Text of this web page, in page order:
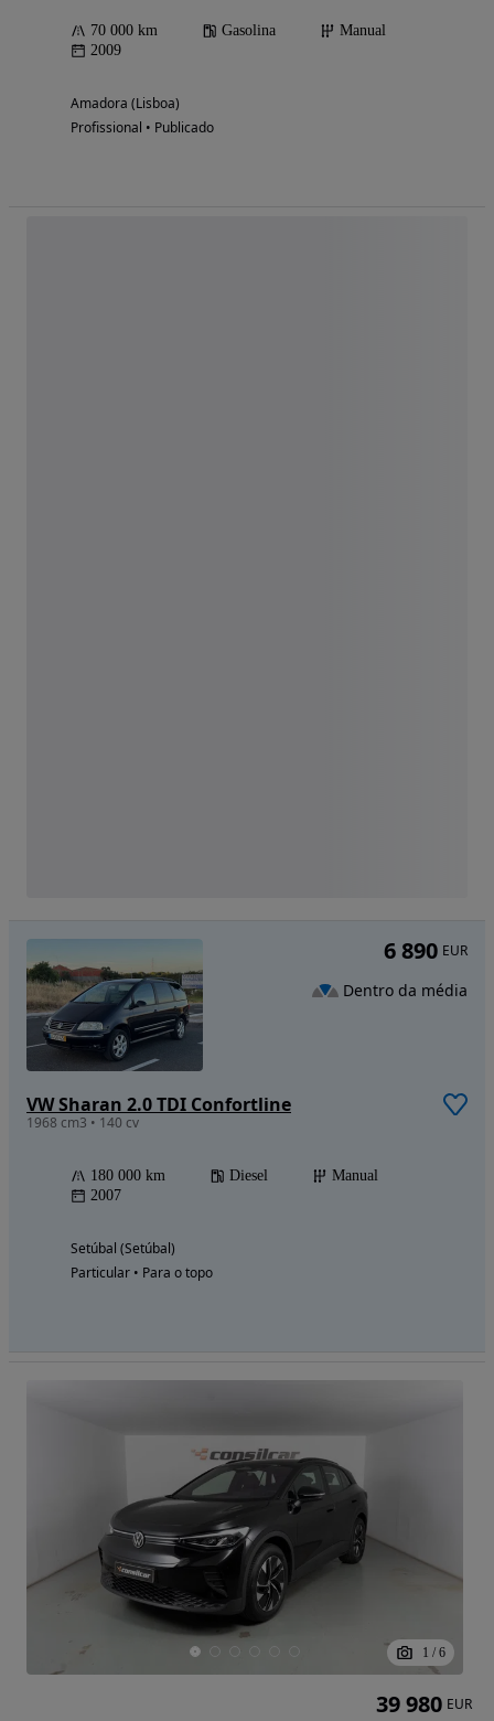
70 000 km Gasolina
Manual
2009
Amadora (Lisboa)
Profissional • Publicado
VW Sharan 2.0 TDI Confortline
1968 cm3 • 140 cv
180 000 km Diesel
Manual
2007
Setúbal (Setúbal)
Particular • Para o topo
6 890 EUR
Dentro da média
1 / 6
39 980 EUR